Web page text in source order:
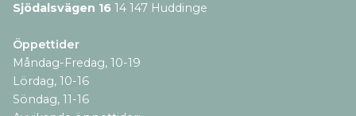
Sjödalsvägen 16 14 147 Huddinge
Öppettider
Måndag-Fredag, 10-19
Lördag, 10-16
Söndag, 11-16